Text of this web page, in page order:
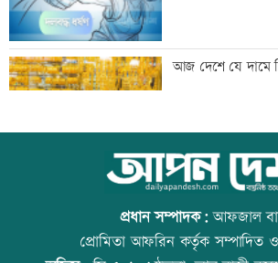
মেহেরপুর সীমান্তে
চেষ্টা, বিজিবির
থাইল্যান্ডে ১৪
৬
আজ দেশে যে দামে
আজ বিশ্ব বন্ধু দিবস
প্রধান সম্পাদক:আফজাল
প্রোমিতা আফরিন কর্তৃক সম্পাদিত